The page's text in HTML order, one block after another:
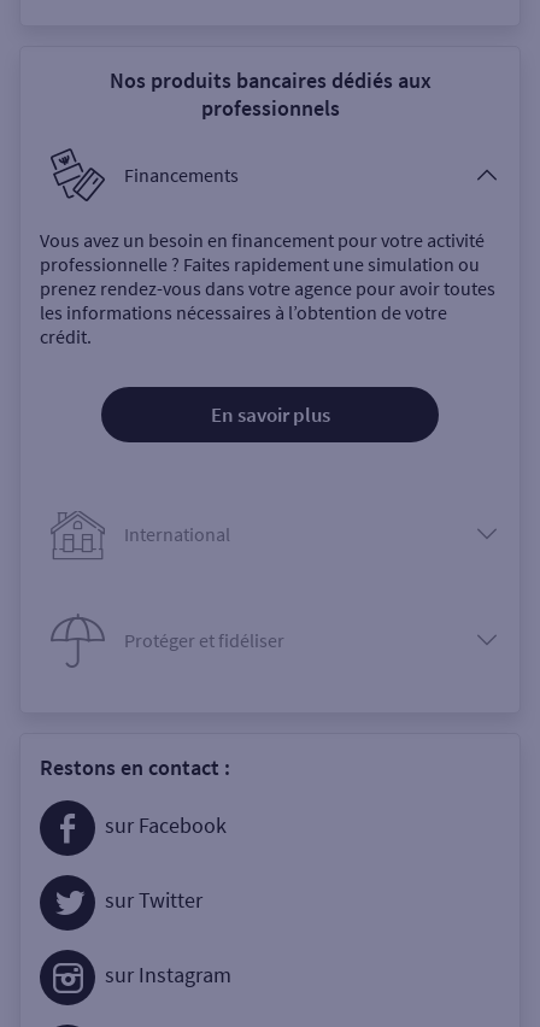
Nos produits bancaires dédiés aux
professionnels
Financements
Vous avez un besoin en financement pour votre activité
professionnelle ? Faites rapidement une simulation ou
prenez rendez-vous dans votre agence pour avoir toutes
les informations nécessaires à l’obtention de votre
crédit.
En savoir plus
International
Protéger et fidéliser
Restons en contact :
sur Facebook
sur Twitter
sur Instagram